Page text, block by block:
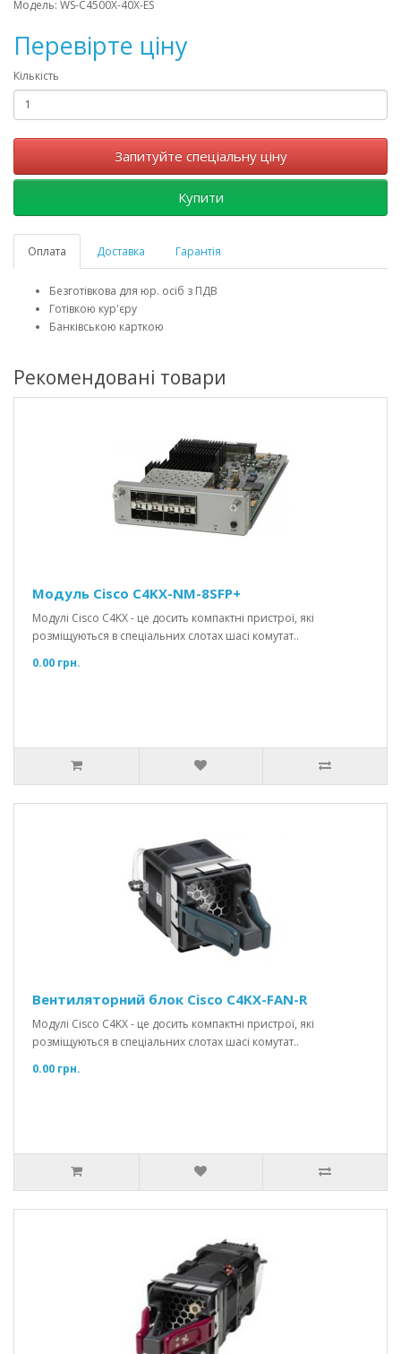
Модель: WS-C4500X-40X-ES
Перевірте ціну
Кількість
Запитуйте спеціальну ціну
Купити
Оплата Доставка Гарантія
Безготівкова для юр. осіб з ПДВ
Готівкою кур'єру
Банківською карткою
Рекомендовані товари
Модуль Cisco C4KX-NM-8SFP+
Модулі Cisco C4KX - це досить компактні пристрої, які
розміщуються в спеціальних слотах шасі комутат..
0.00 грн.
Вентиляторний блок Cisco C4KX-FAN-R
Модулі Cisco C4KX - це досить компактні пристрої, які
розміщуються в спеціальних слотах шасі комутат..
0.00 грн.